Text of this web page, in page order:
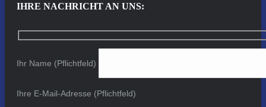
IHRE NACHRICHT AN UNS:
Ihr Name (Pflichtfeld)
Ihre E-Mail-Adresse (Pflichtfeld)